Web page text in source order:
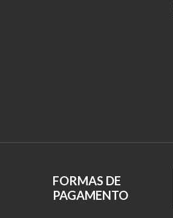
FORMAS DE
PAGAMENTO